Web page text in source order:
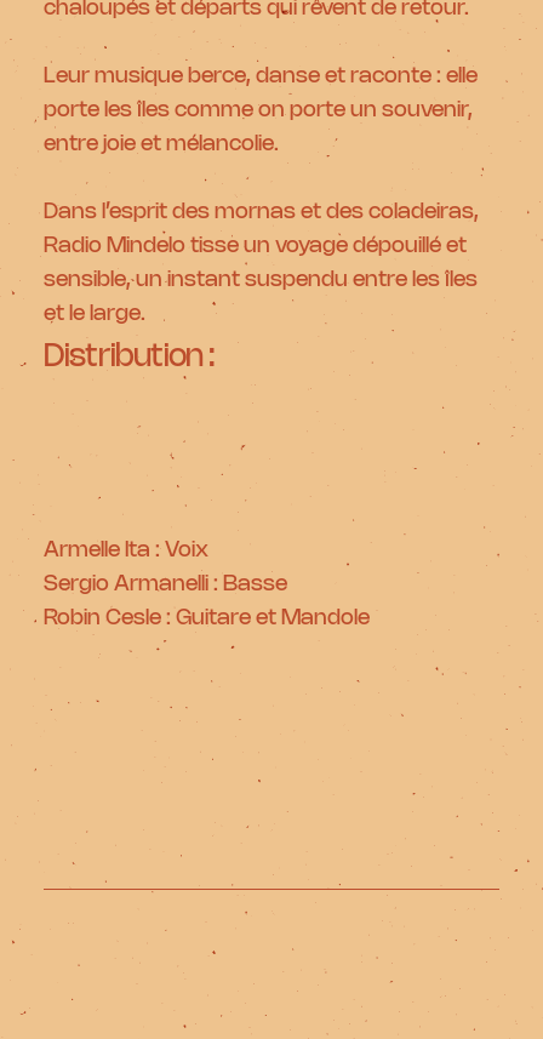
chaloupés et départs qui rêvent de retour.
Leur musique berce, danse et raconte : elle
porte les îles comme on porte un souvenir,
entre joie et mélancolie.
Dans l’esprit des mornas et des coladeiras,
Radio Mindelo tisse un voyage dépouillé et
sensible, un instant suspendu entre les îles
et le large.
Distribution :
Armelle Ita : Voix
Sergio Armanelli : Basse
Robin Cesle : Guitare et Mandole